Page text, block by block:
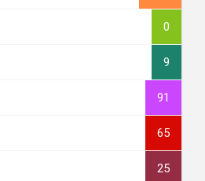
0
9
91
65
25